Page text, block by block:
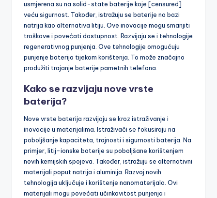
usmjerena su na solid-state baterije koje [censured]
veću sigurnost. Također, istražuju se baterije na bazi
natrija kao alternativa litiju. Ove inovacije mogu smanjiti
troškove i povećati dostupnost. Razvijaju se i tehnologije
regenerativnog punjenja. Ove tehnologije omogućuju
punjenje baterija tijekom korištenja. To može značajno
produžiti trajanje baterije pametnih telefona.
Kako se razvijaju nove vrste
baterija?
Nove vrste baterija razvijaju se kroz istraživanje i
inovacije u materijalima. Istraživači se fokusiraju na
poboljšanje kapaciteta, trajnosti i sigurnosti baterija. Na
primjer, litij-ionske baterije su poboljšane korištenjem
novih kemijskih spojeva. Također, istražuju se alternativni
materijali poput natrija i aluminija. Razvoj novih
tehnologija uključuje i korištenje nanomaterijala. Ovi
materijali mogu povećati učinkovitost punjenja i